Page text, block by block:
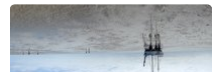
Alle Fotos ansehen